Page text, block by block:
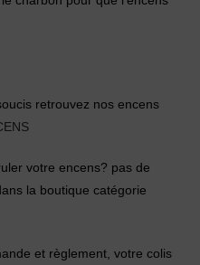
retrouvez nos encens
votre encens? pas de
la boutique catégorie
et règlement, votre colis